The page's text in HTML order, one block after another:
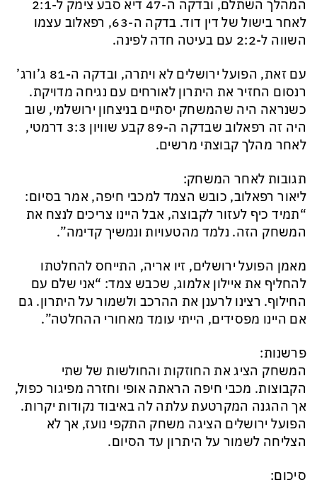
המהלך השתלם, ובדקה ה-47 דיא סבע צימק ל-2:1
לאחר בישול של דין דוד. בדקה ה-63, רפאלוב עצמו
השווה ל-2:2 עם בעיטה חדה לפינה.
עם זאת, הפועל ירושלים לא ויתרה, ובדקה ה-81 ג’ורג’
רנסום החזיר את היתרון לאורחים עם נגיחה מדויקת.
כשנראה היה שהמשחק יסתיים בניצחון ירושלמי, שוב
היה זה רפאלוב שבדקה ה-89 קבע שוויון 3:3 דרמטי,
לאחר מהלך קבוצתי מרשים.
תגובות לאחר המשחק:
ליאור רפאלוב, כובש הצמד למכבי חיפה, אמר בסיום:
“תמיד כיף לעזור לקבוצה, אבל היינו צריכים לנצח את
המשחק הזה. נלמד מהטעויות ונמשיך קדימה”.
מאמן הפועל ירושלים, זיו אריה, התייחס להחלטתו
להחליף את איילון אלמוג, שכבש צמד: “אני שלם עם
החילוף. רצינו לרענן את ההרכב ולשמור על היתרון. גם
אם היינו מפסידים, הייתי עומד מאחורי ההחלטה”.
פרשנות:
המשחק הציג את החוזקות והחולשות של שתי
הקבוצות. מכבי חיפה הראתה אופי וחזרה מפיגור כפול,
אך ההגנה המקרטעת עלתה לה באיבוד נקודות יקרות.
הפועל ירושלים הציגה משחק התקפי נועז, אך לא
הצליחה לשמור על היתרון עד הסיום.
סיכום: